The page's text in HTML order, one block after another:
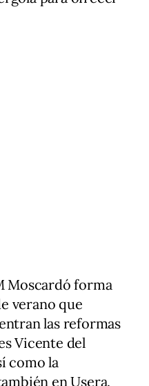
Moscardó forma
verano que
las reformas
Vicente del
como la
en Usera.